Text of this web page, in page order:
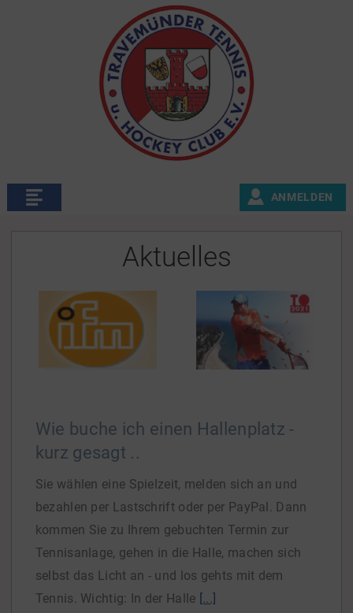
ANMELDEN
Aktuelles
Wie buche ich einen Hallenplatz -
kurz gesagt ..
Sie wählen eine Spielzeit, melden sich an und
bezahlen per Lastschrift oder per PayPal. Dann
kommen Sie zu Ihrem gebuchten Termin zur
Tennisanlage, gehen in die Halle, machen sich
selbst das Licht an - und los gehts mit dem
Tennis. Wichtig: In der Halle [...]